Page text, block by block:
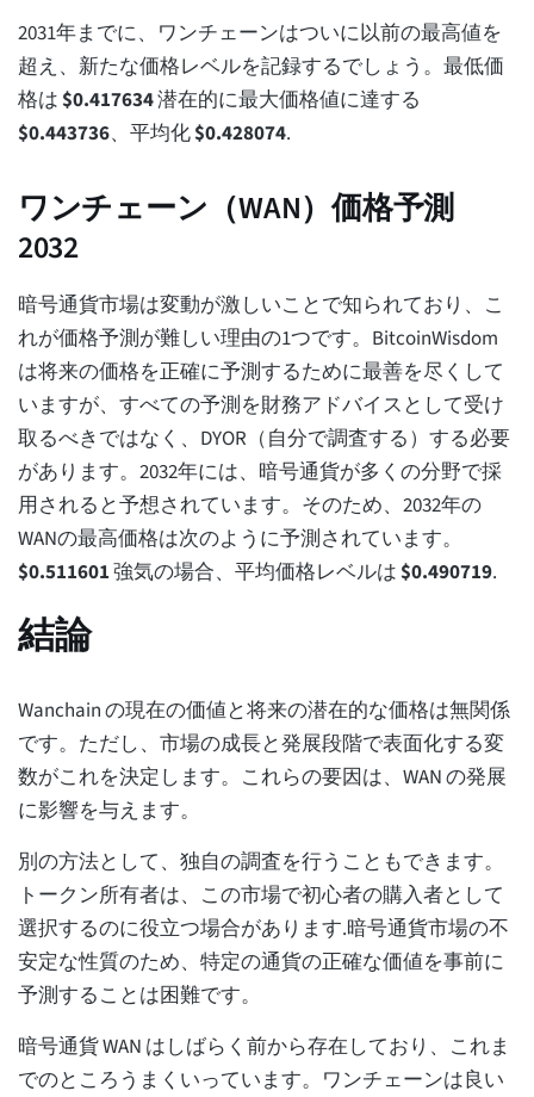
2031年までに、ワンチェーンはついに以前の最高値を
超え、新たな価格レベルを記録するでしょう。最低価
格は$0.417634潜在的に最大価格値に達する
$0.443736、平均化$0.428074.
ワンチェーン（WAN）価格予測
2032
暗号通貨市場は変動が激しいことで知られており、こ
れが価格予測が難しい理由の1つです。BitcoinWisdom
は将来の価格を正確に予測するために最善を尽くして
いますが、すべての予測を財務アドバイスとして受け
取るべきではなく、DYOR（自分で調査する）する必要
があります。2032年には、暗号通貨が多くの分野で採
用されると予想されています。そのため、2032年の
WANの最高価格は次のように予測されています。
$0.511601強気の場合、平均価格レベルは$0.490719.
結論
Wanchain の現在の価値と将来の潜在的な価格は無関係
です。ただし、市場の成長と発展段階で表面化する変
数がこれを決定します。これらの要因は、WAN の発展
に影響を与えます。
別の方法として、独自の調査を行うこともできます。
トークン所有者は、この市場で初心者の購入者として
選択するのに役立つ場合があります.暗号通貨市場の不
安定な性質のため、特定の通貨の正確な価値を事前に
予測することは困難です。
暗号通貨 WAN はしばらく前から存在しており、これま
でのところうまくいっています。ワンチェーンは良い